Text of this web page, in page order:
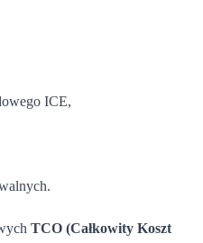
ICE,
TCO (Całkowity Koszt